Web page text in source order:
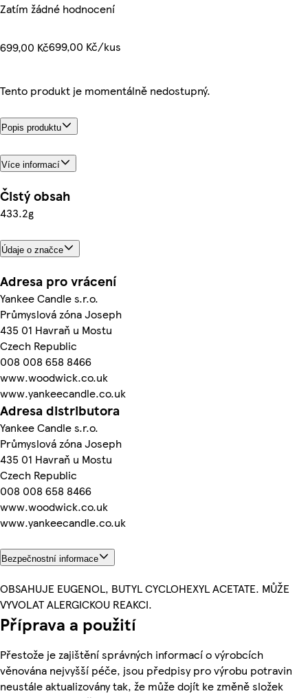
Zatím žádné hodnocení
699,00 Kč699,00 Kč/kus
Tento produkt je momentálně nedostupný.
Popis produktu
Více informací
Čistý obsah
433.2g
Údaje o značce
Adresa pro vrácení
Yankee Candle s.r.o.
Průmyslová zóna Joseph
435 01 Havraň u Mostu
Czech Republic
008 008 658 8466
www.woodwick.co.uk
www.yankeecandle.co.uk
Adresa distributora
Yankee Candle s.r.o.
Průmyslová zóna Joseph
435 01 Havraň u Mostu
Czech Republic
008 008 658 8466
www.woodwick.co.uk
www.yankeecandle.co.uk
Bezpečnostní informace
OBSAHUJE EUGENOL, BUTYL CYCLOHEXYL ACETATE. MŮŽE
VYVOLAT ALERGICKOU REAKCI.
Příprava a použití
Přestože je zajištění správných informací o výrobcích
věnována nejvyšší péče, jsou předpisy pro výrobu potravin
neustále aktualizovány tak, že může dojít ke změně složek